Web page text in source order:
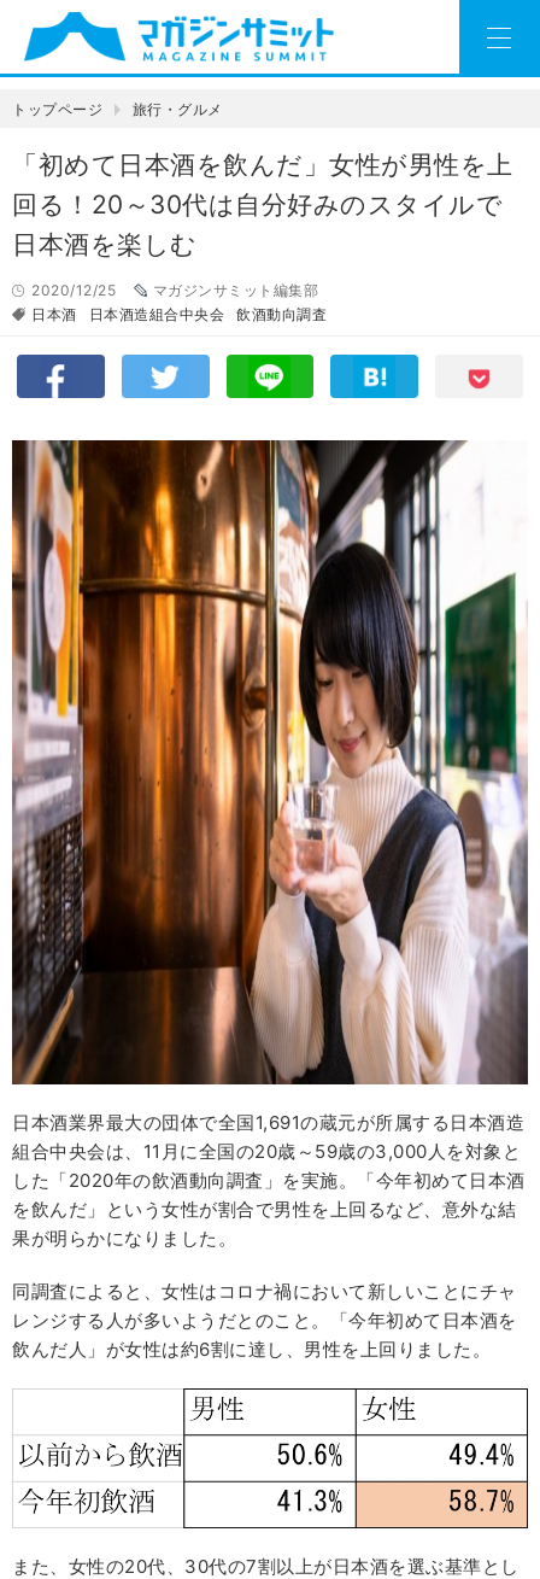
トップページ 旅行・グルメ
「初めて日本酒を飲んだ」女性が男性を上
回る！20～30代は自分好みのスタイルで
日本酒を楽しむ
2020/12/25
マガジンサミット編集部
日本酒
日本酒造組合中央会 飲酒動向調査
日本酒業界最大の団体で全国1,691の蔵元が所属する日本酒造
組合中央会は、11月に全国の20歳～59歳の3,000人を対象と
した「2020年の飲酒動向調査」を実施。「今年初めて日本酒
を飲んだ」という女性が割合で男性を上回るなど、意外な結
果が明らかになりました。
同調査によると、女性はコロナ禍において新しいことにチャ
レンジする人が多いようだとのこと。「今年初めて日本酒を
飲んだ人」が女性は約6割に達し、男性を上回りました。
また、女性の20代、30代の7割以上が日本酒を選ぶ基準とし